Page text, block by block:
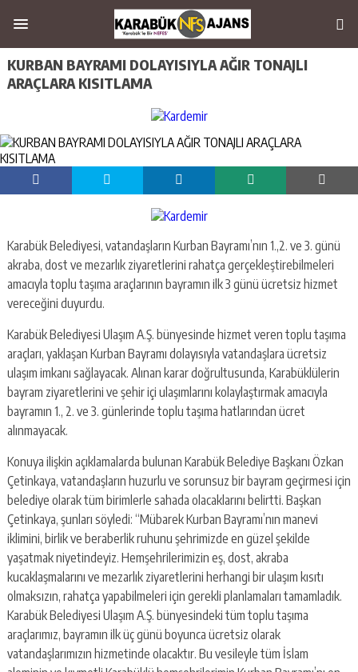
KURBAN BAYRAMI DOLAYISIYLA AĞIR TONAJLI
ARAÇLARA KISITLAMA
Karabük Belediyesi, vatandaşların Kurban Bayramı’nın 1.,2. ve 3. günü
akraba, dost ve mezarlık ziyaretlerini rahatça gerçekleştirebilmeleri
amacıyla toplu taşıma araçlarının bayramın ilk 3 günü ücretsiz hizmet
vereceğini duyurdu.
Karabük Belediyesi Ulaşım A.Ş. bünyesinde hizmet veren toplu taşıma
araçları, yaklaşan Kurban Bayramı dolayısıyla vatandaşlara ücretsiz
ulaşım imkanı sağlayacak. Alınan karar doğrultusunda, Karabüklülerin
bayram ziyaretlerini ve şehir içi ulaşımlarını kolaylaştırmak amacıyla
bayramın 1., 2. ve 3. günlerinde toplu taşıma hatlarından ücret
alınmayacak.
Konuya ilişkin açıklamalarda bulunan Karabük Belediye Başkanı Özkan
Çetinkaya, vatandaşların huzurlu ve sorunsuz bir bayram geçirmesi için
belediye olarak tüm birimlerle sahada olacaklarını belirtti. Başkan
Çetinkaya, şunları söyledi: “Mübarek Kurban Bayramı’nın manevi
iklimini, birlik ve beraberlik ruhunu şehrimizde en güzel şekilde
yaşatmak niyetindeyiz. Hemşehrilerimizin eş, dost, akraba
kucaklaşmalarını ve mezarlık ziyaretlerini herhangi bir ulaşım kısıtı
olmaksızın, rahatça yapabilmeleri için gerekli planlamaları tamamladık.
Karabük Belediyesi Ulaşım A.Ş. bünyesindeki tüm toplu taşıma
araçlarımız, bayramın ilk üç günü boyunca ücretsiz olarak
vatandaşlarımızın hizmetinde olacaktır. Bu vesileyle tüm İslam